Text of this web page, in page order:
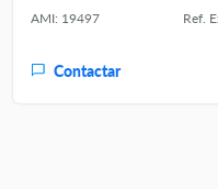
AMI: 19497
Ref.
Contactar